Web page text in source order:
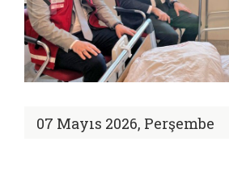
07 Mayıs 2026, Perşembe